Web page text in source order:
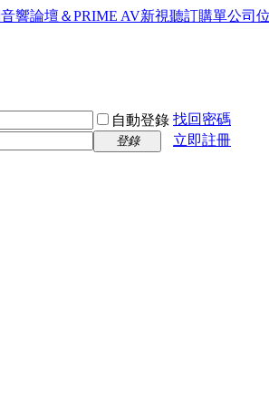
音響論壇＆PRIME AV新視聽訂購單公司
自動登錄 找回密碼
登錄 立即註冊